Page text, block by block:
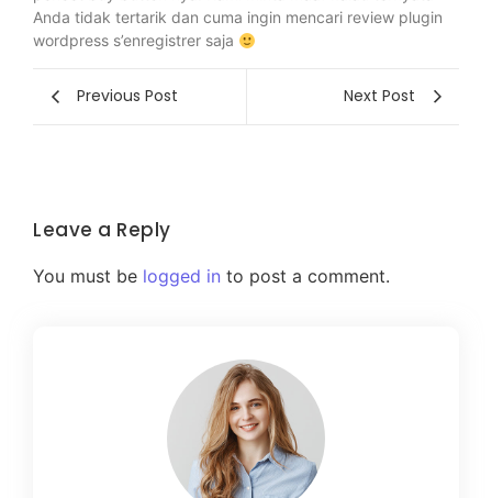
Anda tidak tertarik dan cuma ingin mencari review plugin
wordpress s’enregistrer saja
Previous Post Next Post
Leave a Reply
You must be logged in to post a comment.